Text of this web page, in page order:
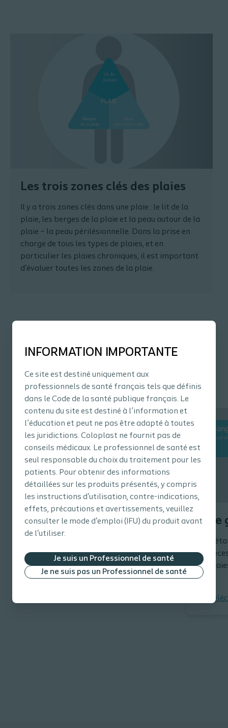
INFORMATION IMPORTANTE
Ce site est destiné uniquement aux
professionnels de santé français tels que définis
dans le Code de la santé publique français. Le
contenu du site est destiné à l’information et
l’éducation et peut ne pas être adapté à toutes
les juridictions. Coloplast ne fournit pas de
conseils médicaux. Le professionnel de santé est
seul responsable du choix du traitement pour les
patients. Pour obtenir des informations
détaillées sur les produits présentés, y compris
les instructions d'utilisation, contre-indications,
effets, précautions et avertissements, veuillez
consulter le mode d'emploi (IFU) du produit avant
de l'utiliser.
Je suis un Professionnel de santé
Je ne suis pas un Professionnel de santé
Les trois zones clés des plaies
Il y a trois zones clés dans une plaie : le lit de la
plaie, les berges de la plaie et la peau autour de la
plaie – la peau périlésionnelle. Dans la prise en
charge de tous les types de plaies, et en
particulier les plaies chroniques, il est important
d'évaluer toutes les zones de la plaie.
Comment et pourquoi
utiliser le Triangle
d’évaluation des plaies ?
Le Triangle d'évaluation des plaies se
décline en plusieurs formats :